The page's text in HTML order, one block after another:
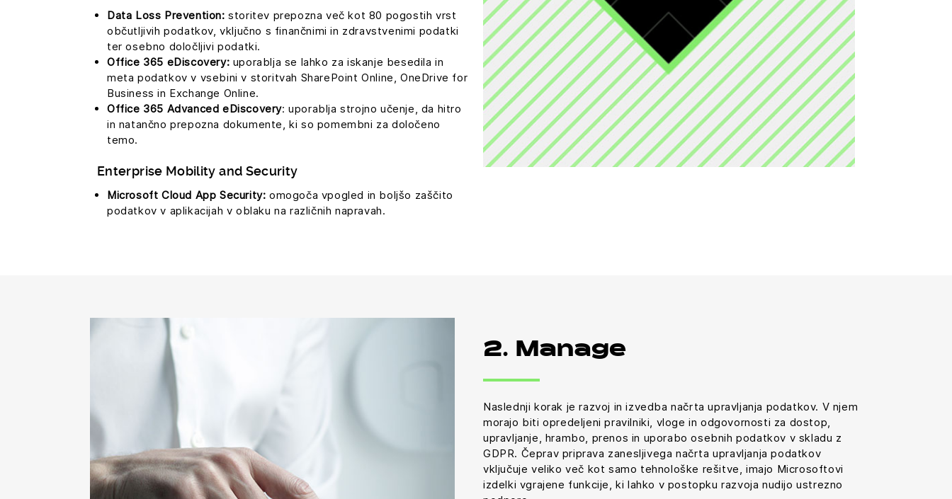
Data Loss Prevention: storitev prepozna več kot 80 pogostih vrst
občutljivih podatkov, vključno s finančnimi in zdravstvenimi podatki
ter osebno določljivi podatki.
Office 365 eDiscovery: uporablja se lahko za iskanje besedila in
meta podatkov v vsebini v storitvah SharePoint Online, OneDrive for
Business in Exchange Online.
Office 365 Advanced eDiscovery: uporablja strojno učenje, da hitro
in natančno prepozna dokumente, ki so pomembni za določeno
temo.
Enterprise Mobility and Security
Microsoft Cloud App Security: omogoča vpogled in boljšo zaščito
podatkov v aplikacijah v oblaku na različnih napravah.
2. Manage
Naslednji korak je razvoj in izvedba načrta upravljanja podatkov. V njem
morajo biti opredeljeni pravilniki, vloge in odgovornosti za dostop,
upravljanje, hrambo, prenos in uporabo osebnih podatkov v skladu z
GDPR. Čeprav priprava zanesljivega načrta upravljanja podatkov
vključuje veliko več kot samo tehnološke rešitve, imajo Microsoftovi
izdelki vgrajene funkcije, ki lahko v postopku razvoja nudijo ustrezno